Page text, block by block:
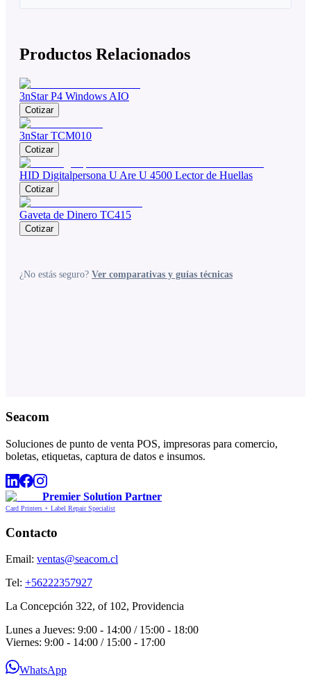
Productos Relacionados
3nStar P4 Windows AIO
Cotizar
3nStar TCM010
Cotizar
HID Digitalpersona U Are U 4500 Lector de Huellas
Cotizar
Gaveta de Dinero TC415
Cotizar
¿No estás seguro? Ver comparativas y guías técnicas
Seacom
Soluciones de punto de venta POS, impresoras para comercio,
boletas, etiquetas, captura de datos e insumos.
Premier Solution Partner
Card Printers + Label Repair Specialist
Contacto
Email: ventas@seacom.cl
Tel: +56222357927
La Concepción 322, of 102, Providencia
Lunes a Jueves: 9:00 - 14:00 / 15:00 - 18:00
Viernes: 9:00 - 14:00 / 15:00 - 17:00
WhatsApp